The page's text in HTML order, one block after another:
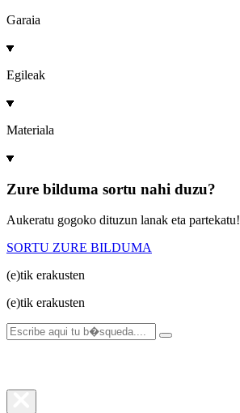
Garaia
Egileak
Materiala
Zure bilduma sortu nahi duzu?
Aukeratu gogoko dituzun lanak eta partekatu!
SORTU ZURE BILDUMA
(e)tik erakusten
(e)tik erakusten